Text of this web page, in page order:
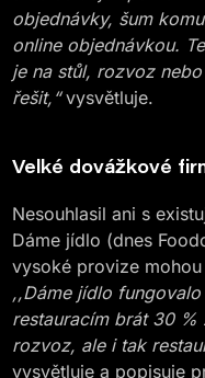
objednávky, šum
online objednávkou.
je na stůl, rozvoz
řešit,“vysvětluje.
Velké dovážkové
Nesouhlasil ani s
Dáme jídlo (dnes
vysoké provize
,,Dáme jídlo
restauracím brát 30
rozvoz, ale i tak
vysvětluje a popisuje